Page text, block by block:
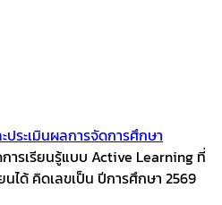
ระเมินผลการจัดการศึกษา
ารเรียนรู้แบบ Active Learning ที่
ได้ คิดเลขเป็น ปีการศึกษา 2569